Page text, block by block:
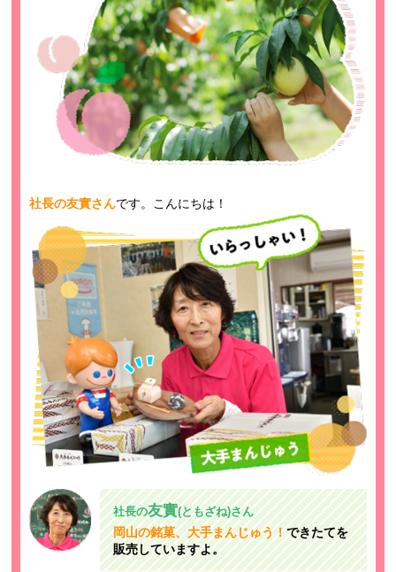
社長の友實さんです。こんにちは！
社長の友實(ともざね)さん
岡山の銘菓、大手まんじゅう！できたてを
販売していますよ。